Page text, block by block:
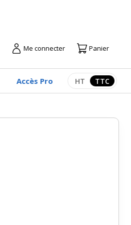
Me connecter Panier
Accès Pro Afficher les
HT TTC